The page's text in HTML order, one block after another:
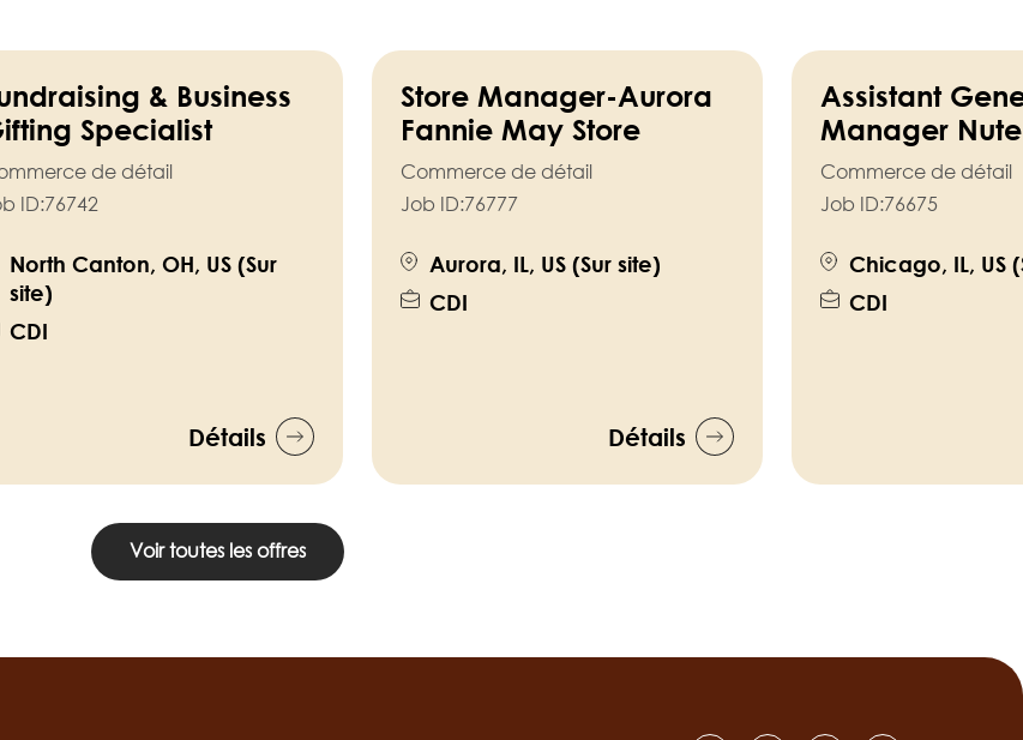
& Business
Specialist
de détail
ID:76742
North Canton, OH, US (Sur
site)
CDI
Détails
Store Manager-Aurora
Fannie May Store
Commerce de détail
Job ID:76777
Aurora, IL, US (Sur site)
CDI
Détails
Assistant
Manager
Commerce de détail
Job ID:76675
Chicago, IL, US
CDI
Voir toutes les offres